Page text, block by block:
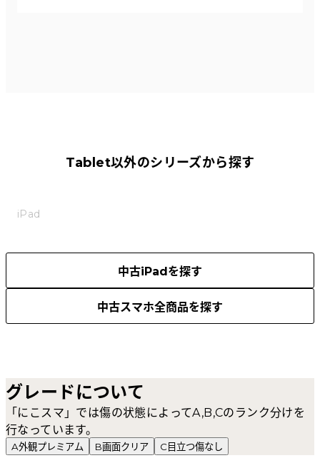
Tablet以外のシリーズから探す
iPad
中古iPadを探す
中古スマホ全商品を探す
グレードについて
「にこスマ」では傷の状態によってA,B,Cのランク分けを
行なっています。
A外観プレミアム B画面クリア C 目立つ傷なし